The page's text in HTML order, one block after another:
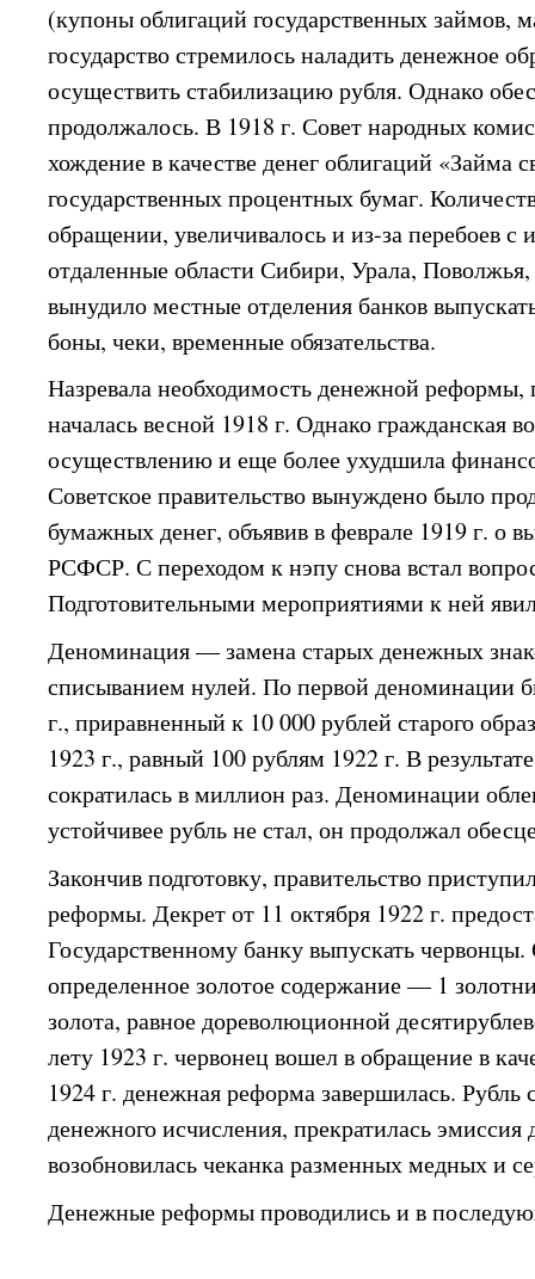
(купоны облигаций государственных займов,
государство стремилось наладить денежное
осуществить стабилизацию рубля. Однако
продолжалось. В 1918 г. Совет народных
хождение в качестве денег облигаций «Займа
государственных процентных бумаг.
обращении, увеличивалось и из-за перебоев с
отдаленные области Сибири, Урала,
вынудило местные отделения банков
боны, чеки, временные обязательства.
Назревала необходимость денежной реформы,
началась весной 1918 г. Однако гражданская
осуществлению и еще более ухудшила
Советское правительство вынуждено было
бумажных денег, объявив в феврале 1919 г. о
РСФСР. С переходом к нэпу снова встал
Подготовительными мероприятиями к ней
Деноминация — замена старых денежных
списыванием нулей. По первой деноминации
г., приравненный к 10 000 рублей старого
1923 г., равный 100 рублям 1922 г. В
сократилась в миллион раз. Деноминации
устойчивее рубль не стал, он продолжал
Закончив подготовку, правительство
реформы. Декрет от 11 октября 1922 г.
Государственному банку выпускать
определенное золотое содержание — 1
золота, равное дореволюционной
лету 1923 г. червонец вошел в обращение в
1924 г. денежная реформа завершилась. Рубль
денежного исчисления, прекратилась
возобновилась чеканка разменных медных и
Денежные реформы проводились и в